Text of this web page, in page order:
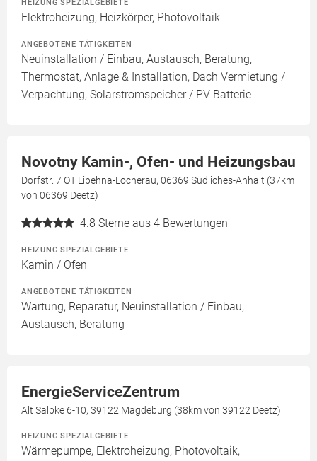
HEIZUNG SPEZIALGEBIETE
Elektroheizung, Heizkörper, Photovoltaik
ANGEBOTENE TÄTIGKEITEN
Neuinstallation / Einbau, Austausch, Beratung,
Thermostat, Anlage & Installation, Dach Vermietung /
Verpachtung, Solarstromspeicher / PV Batterie
Novotny Kamin-, Ofen- und Heizungsbau
Dorfstr. 7 OT Libehna-Locherau, 06369 Südliches-Anhalt (37km
von 06369 Deetz)
4.8 Sterne aus 4 Bewertungen
HEIZUNG SPEZIALGEBIETE
Kamin / Ofen
ANGEBOTENE TÄTIGKEITEN
Wartung, Reparatur, Neuinstallation / Einbau,
Austausch, Beratung
EnergieServiceZentrum
Alt Salbke 6-10, 39122 Magdeburg (38km von 39122 Deetz)
HEIZUNG SPEZIALGEBIETE
Wärmepumpe, Elektroheizung, Photovoltaik,